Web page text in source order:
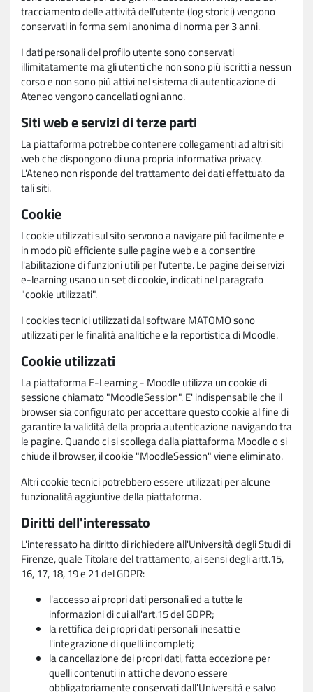
tracciamento delle attività dell'utente (log storici) vengono
conservati in forma semi anonima di norma per 3 anni.
I dati personali del profilo utente sono conservati
illimitatamente ma gli utenti che non sono più iscritti a nessun
corso e non sono più attivi nel sistema di autenticazione di
Ateneo vengono cancellati ogni anno.
Siti web e servizi di terze parti
La piattaforma potrebbe contenere collegamenti ad altri siti
web che dispongono di una propria informativa privacy.
L'Ateneo non risponde del trattamento dei dati effettuato da
tali siti.
Cookie
I cookie utilizzati sul sito servono a navigare più facilmente e
in modo più efficiente sulle pagine web e a consentire
l'abilitazione di funzioni utili per l'utente. Le pagine dei servizi
e-learning usano un set di cookie, indicati nel paragrafo
"cookie utilizzati".
I cookies tecnici utilizzati dal software MATOMO sono
utilizzati per le finalità analitiche e la reportistica di Moodle.
Cookie utilizzati
La piattaforma E-Learning - Moodle utilizza un cookie di
sessione chiamato "MoodleSession". E' indispensabile che il
browser sia configurato per accettare questo cookie al fine di
garantire la validità della propria autenticazione navigando tra
le pagine. Quando ci si scollega dalla piattaforma Moodle o si
chiude il browser, il cookie "MoodleSession" viene eliminato.
Altri cookie tecnici potrebbero essere utilizzati per alcune
funzionalità aggiuntive della piattaforma.
Diritti dell'interessato
L'interessato ha diritto di richiedere all'Università degli Studi di
Firenze, quale Titolare del trattamento, ai sensi degli artt.15,
16, 17, 18, 19 e 21 del GDPR:
l'accesso ai propri dati personali ed a tutte le
informazioni di cui all'art.15 del GDPR;
la rettifica dei propri dati personali inesatti e
l'integrazione di quelli incompleti;
la cancellazione dei propri dati, fatta eccezione per
quelli contenuti in atti che devono essere
obbligatoriamente conservati dall'Università e salvo